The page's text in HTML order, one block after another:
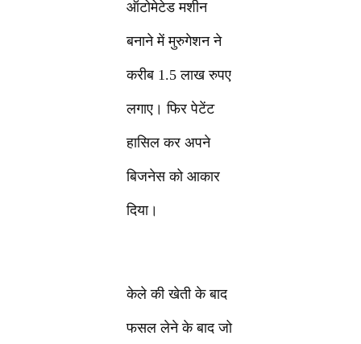
ऑटोमेटेड मशीन
बनाने में मुरुगेशन ने
करीब 1.5 लाख रुपए
लगाए। फिर पेटेंट
हासिल कर अपने
बिजनेस को आकार
दिया।
केले की खेती के बाद
फसल लेने के बाद जो